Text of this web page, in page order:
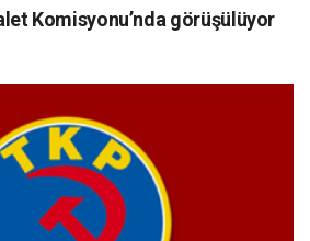
Komisyonu’nda görüşülüyor